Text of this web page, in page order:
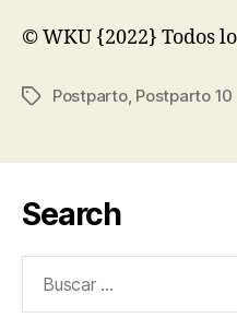
© WKU {2022} Todos
Etiquetas
Postparto, Postparto 10
Search